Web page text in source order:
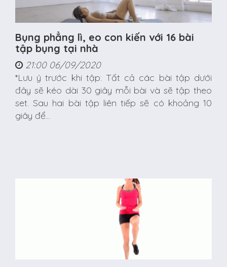
Bụng phẳng lì, eo con kiến với 16 bài
tập bụng tại nhà
21:00 06/09/2020
*Lưu ý trước khi tập: Tất cả các bài tập dưới
đây sẽ kéo dài 30 giây mỗi bài và sẽ tập theo
set. Sau hai bài tập liên tiếp sẽ có khoảng 10
giây để...